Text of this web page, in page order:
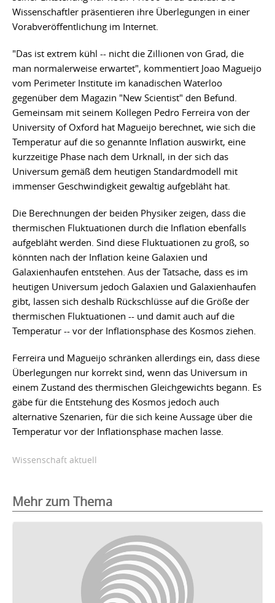
Wissenschaftler präsentieren ihre Überlegungen in einer
Vorabveröffentlichung im Internet.
"Das ist extrem kühl -- nicht die Zillionen von Grad, die
man normalerweise erwartet", kommentiert Joao Magueijo
vom Perimeter Institute im kanadischen Waterloo
gegenüber dem Magazin "New Scientist" den Befund.
Gemeinsam mit seinem Kollegen Pedro Ferreira von der
University of Oxford hat Magueijo berechnet, wie sich die
Temperatur auf die so genannte Inflation auswirkt, eine
kurzzeitige Phase nach dem Urknall, in der sich das
Universum gemäß dem heutigen Standardmodell mit
immenser Geschwindigkeit gewaltig aufgebläht hat.
Die Berechnungen der beiden Physiker zeigen, dass die
thermischen Fluktuationen durch die Inflation ebenfalls
aufgebläht werden. Sind diese Fluktuationen zu groß, so
könnten nach der Inflation keine Galaxien und
Galaxienhaufen entstehen. Aus der Tatsache, dass es im
heutigen Universum jedoch Galaxien und Galaxienhaufen
gibt, lassen sich deshalb Rückschlüsse auf die Größe der
thermischen Fluktuationen -- und damit auch auf die
Temperatur -- vor der Inflationsphase des Kosmos ziehen.
Ferreira und Magueijo schränken allerdings ein, dass diese
Überlegungen nur korrekt sind, wenn das Universum in
einem Zustand des thermischen Gleichgewichts begann. Es
gäbe für die Entstehung des Kosmos jedoch auch
alternative Szenarien, für die sich keine Aussage über die
Temperatur vor der Inflationsphase machen lasse.
Wissenschaft aktuell
Mehr zum Thema